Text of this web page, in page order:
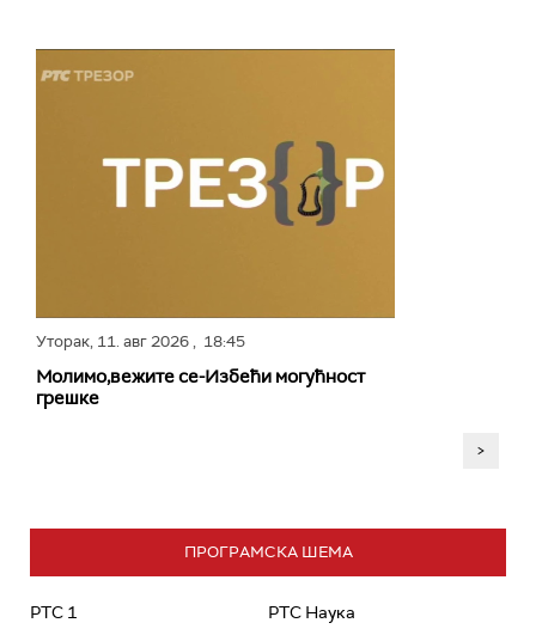
Уторак, 11. авг 2026, 18:45
Молимо,вежите се-Избећи могућност
грешке
>
ПРОГРАМСКА ШЕМА
РТС 1 РТС Наука